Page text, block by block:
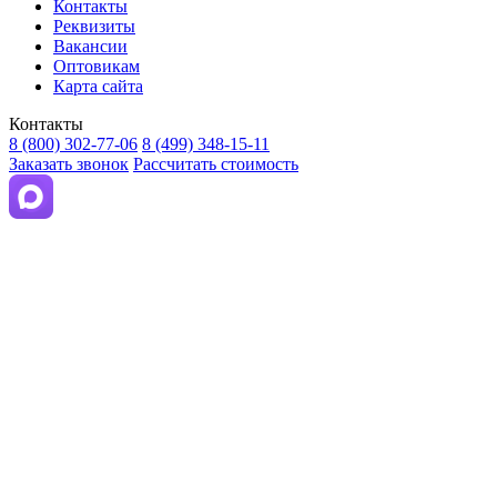
Контакты
Реквизиты
Вакансии
Оптовикам
Карта сайта
Контакты
8 (800) 302-77-06 8 (499) 348-15-11
Заказать звонок Рассчитать стоимость